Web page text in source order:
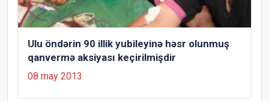
Ulu öndərin 90 illik yubileyinə həsr olunmuş
qanvermə aksiyası keçirilmişdir
08 may 2013